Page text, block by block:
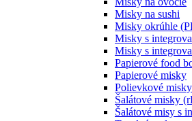
Misky na sushi
Misky okrúhle
Misky s
Misky s
Papierové food
Papierové misky
Polievkové misky
Šalátové misky
Šalátové misy s